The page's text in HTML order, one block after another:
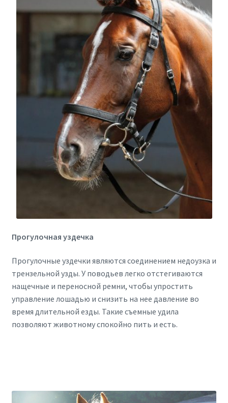
Прогулочная уздечка
Прогулочные уздечки являются соединением недоузка и
трензельной узды. У поводьев легко отстегиваются
нащечные и переносной ремни, чтобы упростить
управление лошадью и снизить на нее давление во
время длительной езды. Такие съемные удила
позволяют животному спокойно пить и есть.